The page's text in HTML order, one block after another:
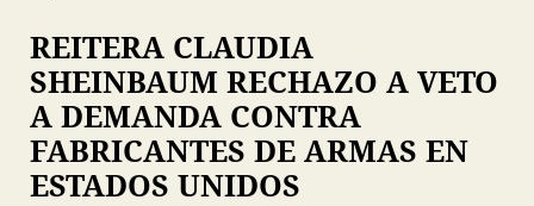
REITERA CLAUDIA
SHEINBAUM RECHAZO A VETO
A DEMANDA CONTRA
FABRICANTES DE ARMAS EN
ESTADOS UNIDOS